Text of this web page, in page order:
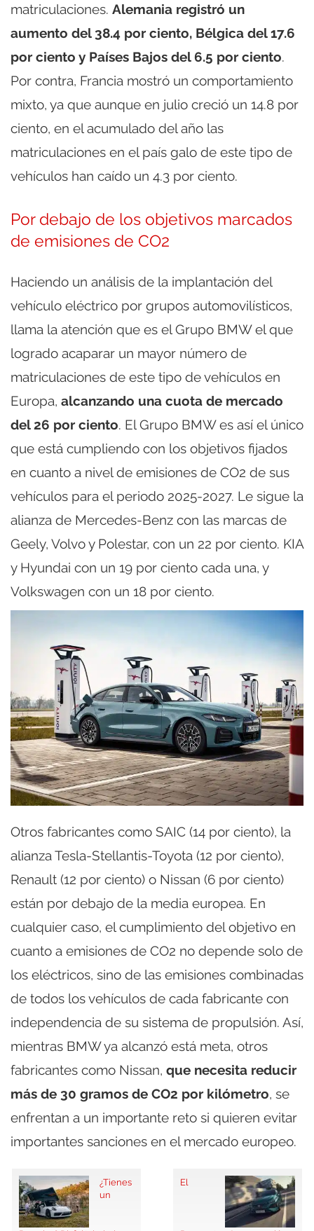
matriculaciones. Alemania registró un
aumento del 38.4 por ciento, Bélgica del 17.6
por ciento y Países Bajos del 6.5 por ciento.
Por contra, Francia mostró un comportamiento
mixto, ya que aunque en julio creció un 14.8 por
ciento, en el acumulado del año las
matriculaciones en el país galo de este tipo de
vehículos han caído un 4.3 por ciento.
Por debajo de los objetivos marcados
de emisiones de CO2
Haciendo un análisis de la implantación del
vehículo eléctrico por grupos automovilísticos,
llama la atención que es el Grupo BMW el que
logrado acaparar un mayor número de
matriculaciones de este tipo de vehículos en
Europa, alcanzando una cuota de mercado
del 26 por ciento. El Grupo BMW es así el único
que está cumpliendo con los objetivos fijados
en cuanto a nivel de emisiones de CO2 de sus
vehículos para el periodo 2025-2027. Le sigue la
alianza de Mercedes-Benz con las marcas de
Geely, Volvo y Polestar, con un 22 por ciento. KIA
y Hyundai con un 19 por ciento cada una, y
Volkswagen con un 18 por ciento.
Otros fabricantes como SAIC (14 por ciento), la
alianza Tesla-Stellantis-Toyota (12 por ciento),
Renault (12 por ciento) o Nissan (6 por ciento)
están por debajo de la media europea. En
cualquier caso, el cumplimiento del objetivo en
cuanto a emisiones de CO2 no depende solo de
los eléctricos, sino de las emisiones combinadas
de todos los vehículos de cada fabricante con
independencia de su sistema de propulsión. Así,
mientras BMW ya alcanzó está meta, otros
fabricantes como Nissan, que necesita reducir
más de 30 gramos de CO2 por kilómetro, se
enfrentan a un importante reto si quieren evitar
importantes sanciones en el mercado europeo.
¿Tienes
un
El